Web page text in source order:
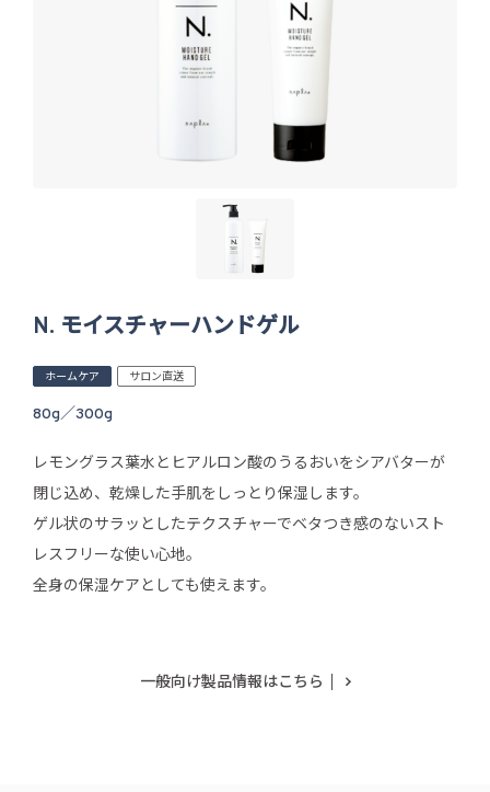
N. モイスチャーハンドゲル
ホームケア サロン直送
80g／300g
レモングラス葉水とヒアルロン酸のうるおいをシアバターが
閉じ込め、乾燥した手肌をしっとり保湿します。
ゲル状のサラッとしたテクスチャーでベタつき感のないスト
レスフリーな使い心地。
全身の保湿ケアとしても使えます。
一般向け製品情報はこちら